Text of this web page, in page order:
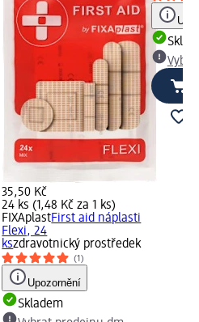
35,50 Kč
24 ks (1,48 Kč za 1 ks)
FIXAplastFirst aid náplasti
Flexi, 24
kszdravotnický prostředek
(1)
Upozornění
Skladem